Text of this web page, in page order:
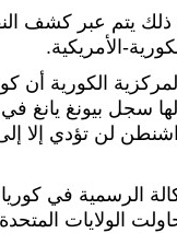
ذلك يتم عبر كشف
الأمريكية.
الكورية أن
سجل بيونغ يانغ
لن تؤدي إلا
الرسمية في
الولايات